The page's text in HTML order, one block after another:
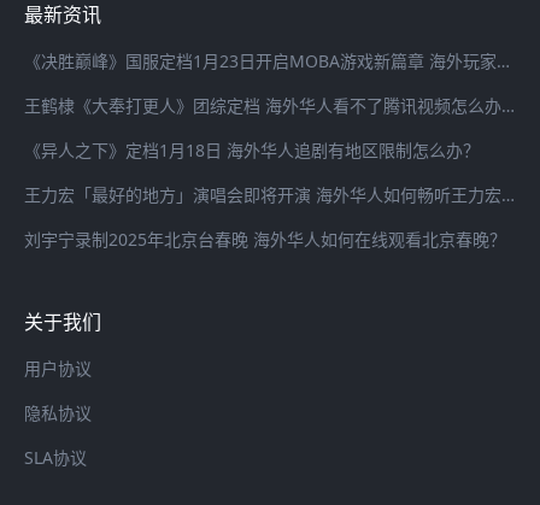
最新资讯
《决胜巅峰》国服定档1月23日开启MOBA游戏新篇章 海外玩家登录国服游戏延迟高怎么办？
王鹤棣《大奉打更人》团综定档 海外华人看不了腾讯视频怎么办？
《异人之下》定档1月18日 海外华人追剧有地区限制怎么办？
王力宏「最好的地方」演唱会即将开演 海外华人如何畅听王力宏最新歌曲
刘宇宁录制2025年北京台春晚 海外华人如何在线观看北京春晚？
关于我们
用户协议
隐私协议
SLA协议